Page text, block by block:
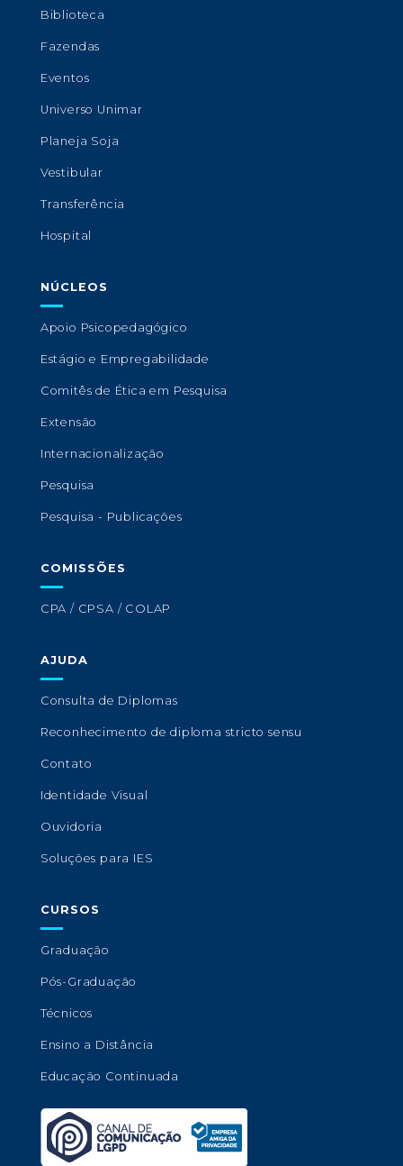
Biblioteca
Fazendas
Eventos
Universo Unimar
Planeja Soja
Vestibular
Transferência
Hospital
NÚCLEOS
Apoio Psicopedagógico
Estágio e Empregabilidade
Comitês de Ética em Pesquisa
Extensão
Internacionalização
Pesquisa
Pesquisa - Publicações
COMISSÕES
CPA / CPSA / COLAP
AJUDA
Consulta de Diplomas
Reconhecimento de diploma stricto sensu
Contato
Identidade Visual
Ouvidoria
Soluções para IES
CURSOS
Graduação
Pós-Graduação
Técnicos
Ensino a Distância
Educação Continuada